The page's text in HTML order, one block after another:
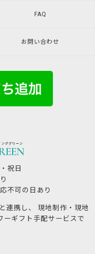
FAQ
お問い合わせ
祝日
不可の日あり
連携し、 現地制作・現地
ーギフト手配サービスで